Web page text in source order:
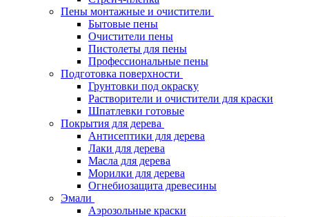
Пены монтажные и очистители
Бытовые пены
Очистители пены
Пистолеты для пены
Профессиональные пены
Подготовка поверхности
Грунтовки под окраску
Растворители и очистители для краски
Шпатлевки готовые
Покрытия для дерева
Антисептики для дерева
Лаки для дерева
Масла для дерева
Морилки для дерева
Огнебиозащита древесины
Эмали
Аэрозольные краски